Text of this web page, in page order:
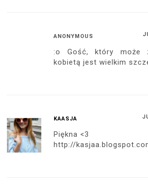
ANONYMOUS
:o Gość, który może
kobietą jest wielkim
KAASJA
Piękna <3
http://